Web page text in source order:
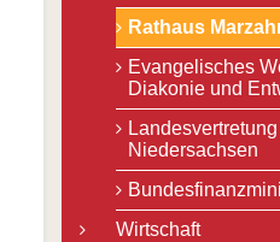
Rathaus
Evangelisches
Diakonie und
Landesvertretung
Niedersachsen
Wirtschaft